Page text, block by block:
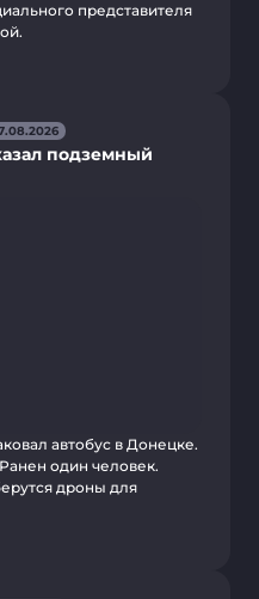
представителя
подземный
автобус в Донецке.
один человек.
дроны для